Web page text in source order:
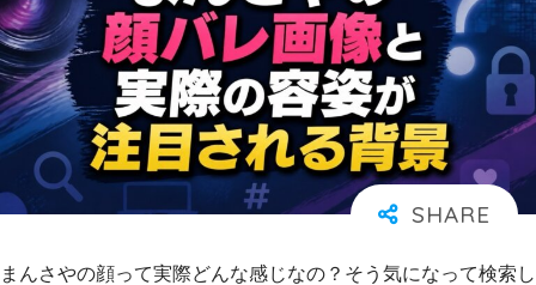
まんさやの顔って実際どんな感じなの？そう気になって検索し